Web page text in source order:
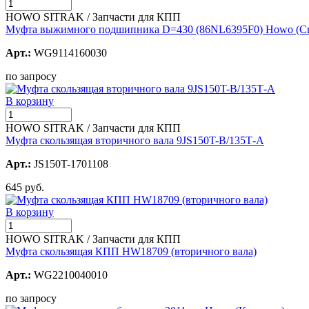
HOWO SITRAK / Запчасти для КПП
Муфта выжимного подшипника D=430 (86NL6395F0) Howo
Арт.: WG9114160030
по запросу
В корзину
HOWO SITRAK / Запчасти для КПП
Муфта скользящая вторичного вала 9JS150T-B/135Т-А
Арт.: JS150T-1701108
645 руб.
В корзину
HOWO SITRAK / Запчасти для КПП
Муфта скользящая КПП HW18709 (вторичного вала)
Арт.: WG2210040010
по запросу